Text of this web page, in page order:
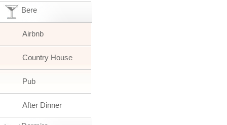
Bere
Airbnb
Country House
Pub
After Dinner